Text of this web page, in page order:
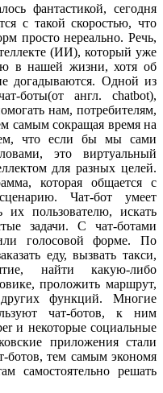
фантастикой, сегодня
с такой скоростью, что
просто нереально. Речь,
(ИИ), который уже
в нашей жизни, хотя об
догадываются. Одной из
боты(от англ. chatbot),
нам, потребителям,
самым сокращая время на
что если бы мы сами
это виртуальный
для разных целей.
которая общается с
Чат-бот умеет
их пользователю, искать
задачи. С чат-ботами
голосовой форме. По
еду, вызвать такси,
найти какую-либо
проложить маршрут,
функций. Многие
чат-ботов, к ним
и некоторые социальные
приложения стали
ботов, тем самым экономя
самостоятельно решать